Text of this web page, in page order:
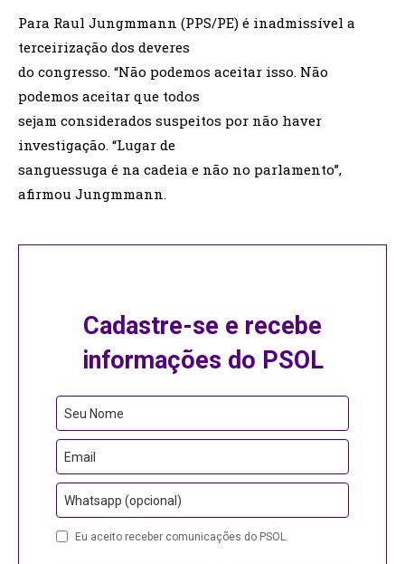
Para Raul Jungmmann (PPS/PE) é inadmissível a
terceirização dos deveres
do congresso. “Não podemos aceitar isso. Não
podemos aceitar que todos
sejam considerados suspeitos por não haver
investigação. “Lugar de
sanguessuga é na cadeia e não no parlamento”,
afirmou Jungmmann.
Cadastre-se e recebe
informações do PSOL
Phone
Number
Seu Nome
Email
Whatsapp (opcional)
Eu aceito receber comunicações do PSOL.